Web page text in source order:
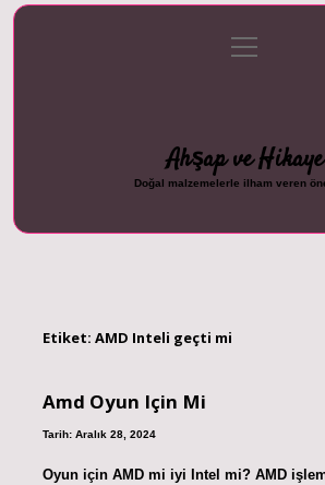
Gizlilik Politikası
menüyü
aç
Ahşap ve Hikaye
Doğal malzemelerle ilham veren
Etiket: AMD Inteli geçti mi
Amd Oyun Için Mi
Tarih: Aralık 28, 2024
Oyun için AMD mi iyi Intel mi? AMD